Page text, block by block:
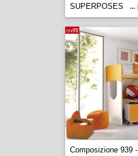
SUPERPOSES
...
Composizione 939 -